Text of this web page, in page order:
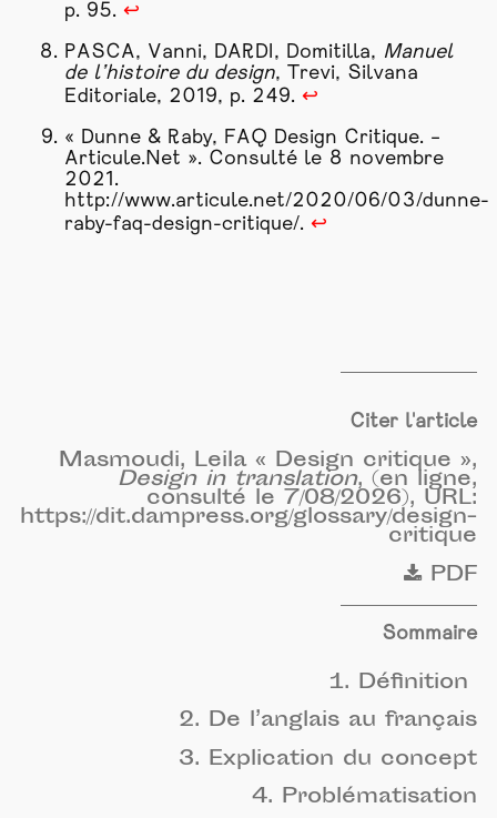
p. 95. ↩
PASCA, Vanni, DARDI, Domitilla, Manuel
de l’histoire du design, Trevi, Silvana
Editoriale, 2019, p. 249. ↩
« Dunne & Raby, FAQ Design Critique. –
Articule.Net ». Consulté le 8 novembre
2021.
http://www.articule.net/2020/06/03/dunne-
raby-faq-design-critique/. ↩
Citer l'article
Masmoudi, Leila « Design critique »,
Design in translation, (en ligne,
consulté le 7/08/2026), URL:
https://dit.dampress.org/glossary/design-
critique
PDF
Sommaire
1. Définition
2. De l’anglais au français
3. Explication du concept
4. Problématisation